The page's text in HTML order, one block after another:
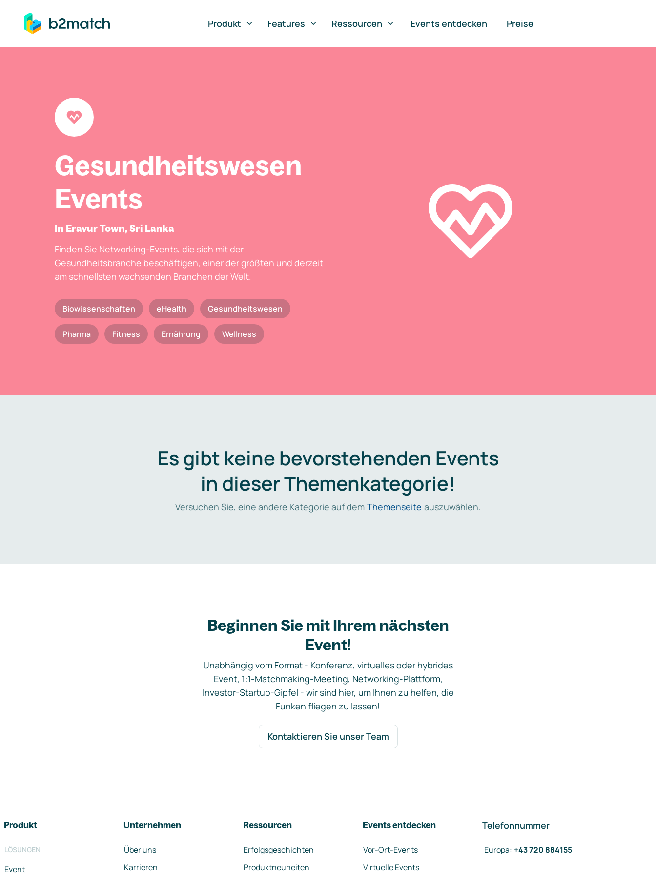
springen
Produkt
Features Ressourcen Events entdecken Preise
Gesundheitswesen
Events
In Eravur Town, Sri Lanka
Finden Sie Networking-Events, die sich mit der
Gesundheitsbranche beschäftigen, einer der größten und derzeit
am schnellsten wachsenden Branchen der Welt.
Biowissenschaften eHealth Gesundheitswesen
Pharma Fitness Ernährung Wellness
Es gibt keine bevorstehenden Events
in dieser Themenkategorie!
Versuchen Sie, eine andere Kategorie auf dem Themenseite auszuwählen.
Beginnen Sie mit Ihrem nächsten
Event!
Unabhängig vom Format - Konferenz, virtuelles oder hybrides
Event, 1:1-Matchmaking-Meeting, Networking-Plattform,
Investor-Startup-Gipfel - wir sind hier, um Ihnen zu helfen, die
Funken fliegen zu lassen!
Kontaktieren Sie unser Team
Produkt
LÖSUNGEN
Event
Unternehmen
Über uns
Karrieren
Ressourcen
Erfolgsgeschichten
Produktneuheiten
Events entdecken
Vor-Ort-Events
Virtuelle Events
Telefonnummer
Europa: +43 720 884155